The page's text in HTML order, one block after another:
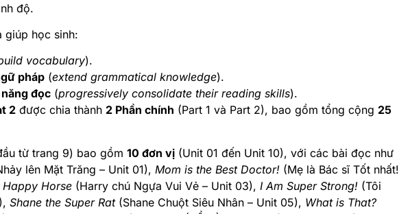
độ.
giúp học sinh:
vocabulary).
pháp (extend grammatical knowledge).
đọc (progressively consolidate their reading skills).
2 được chia thành 2 Phần chính (Part 1 và Part 2), bao gồm tổng cộng 25
từ trang 9) bao gồm 10 đơn vị (Unit 01 đến Unit 10), với các bài đọc như
lên Mặt Trăng – Unit 01), Mom is the Best Doctor! (Mẹ là Bác sĩ Tốt nhất!
Horse (Harry chú Ngựa Vui Vẻ – Unit 03), I Am Super Strong! (Tôi
Shane the Super Rat(Shane Chuột Siêu Nhân – Unit 05), What is That?